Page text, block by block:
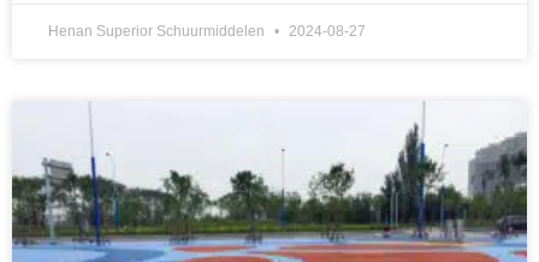
Henan Superior Schuurmiddelen 2024-08-27